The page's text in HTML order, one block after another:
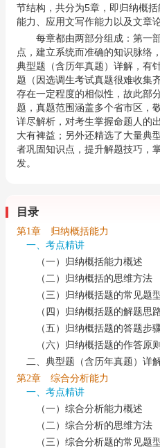
节结构，共分为5章，即归纳概
能力、应用文写作能力以及文章
每章都由两部分组成：第一
点，建立系统而准确的知识脉络
典型题（含历年真题）详解，有
题（因选调生考试真题很难收集
存在一定程度的相似性，故此部
题，真题范围涵盖多个省市区，
详尽解析，对考生掌握命题人的
大有裨益；另外还精选了大量典
者巩固知识点，提升解题技巧，
发。
目录
第1章 归纳概括能力
一、考点精讲
（一）归纳概括能力概述
（二）归纳概括的思维方法
（三）归纳概括题的常见题
（四）归纳概括题的解题思
（五）归纳概括题的答题步
（六）归纳概括题的作答原则
二、典型题（含历年真题）详
第2章 综合分析能力
一、考点精讲
（一）综合分析能力概述
（二）综合分析的思维方法
（三）综合分析题的常见题